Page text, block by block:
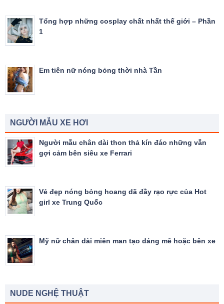
Tổng hợp những cosplay chất nhất thế giới – Phần
1
Em tiên nữ nóng bỏng thời nhà Tần
NGƯỜI MẪU XE HƠI
Người mẫu chân dài thon thả kín đáo những vẫn
gợi cảm bên siêu xe Ferrari
Vẻ đẹp nóng bỏng hoang dã đầy rạo rực của Hot
girl xe Trung Quốc
Mỹ nữ chân dài miên man tạo dáng mê hoặc bên xe
NUDE NGHỆ THUẬT